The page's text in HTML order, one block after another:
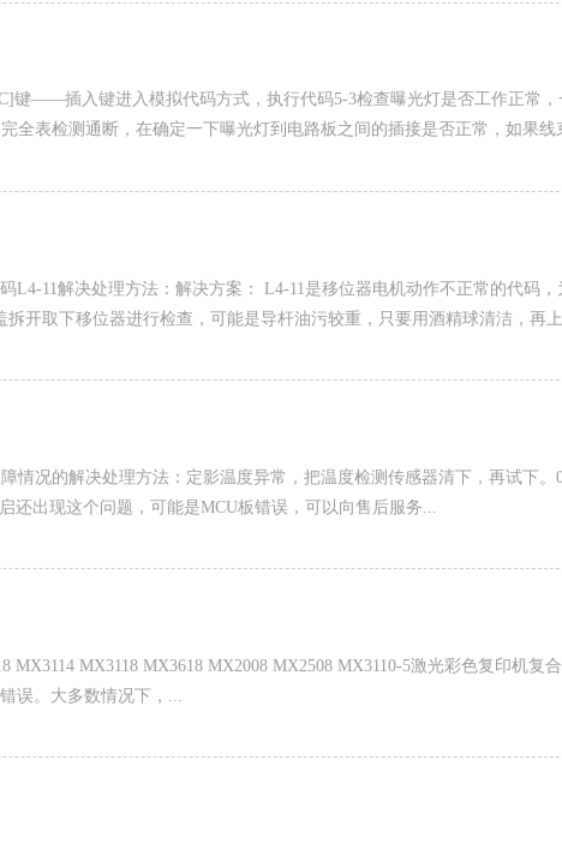
——插入键进入模拟代码方式，执行代码5-3检查曝光灯是否工作正常，
表检测通断，在确定一下曝光灯到电路板之间的插接是否正常，如果线
L4-11解决处理方法：解决方案： L4-11是移位器电机动作不正常的代码
开取下移位器进行检查，可能是导杆油污较重，只要用酒精球清洁，再上
情况的解决处理方法：定影温度异常，把温度检测传感器清下，再试下。
出现这个问题，可能是MCU板错误，可以向售后服务...
MX3114 MX3118 MX3618 MX2008 MX2508 MX3110-5激光彩色复印机复
误。大多数情况下，...